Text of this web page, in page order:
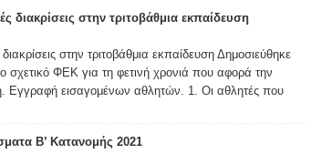
διακρίσεις στην τριτοβάθμια εκπαίδευση
στην τριτοβάθμια εκπαίδευση Δημοσιεύθηκε
σχετικό ΦΕΚ για τη φετινή χρονιά που αφορά την
Εγγραφή εισαγομένων αθλητών. 1. Οι αθλητές που
Β’ Κατανομής 2021